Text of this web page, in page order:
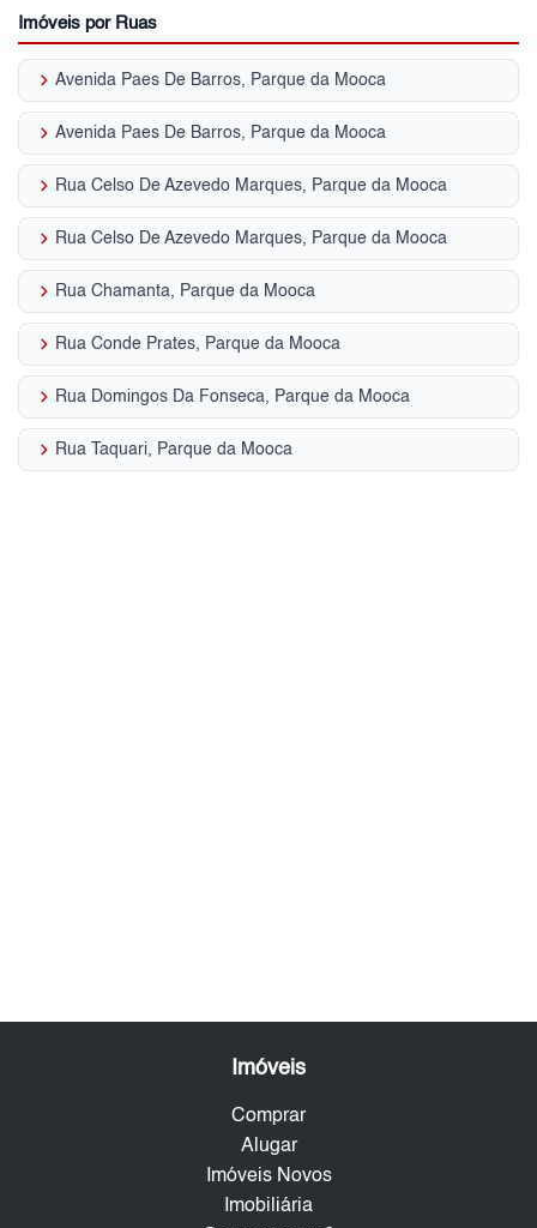
Imóveis por Ruas
keyboard_arrow_right Avenida Paes De Barros, Parque da Mooca
keyboard_arrow_right Avenida Paes De Barros, Parque da Mooca
keyboard_arrow_right Rua Celso De Azevedo Marques, Parque da Mooca
keyboard_arrow_right Rua Celso De Azevedo Marques, Parque da Mooca
keyboard_arrow_right Rua Chamanta, Parque da Mooca
keyboard_arrow_right Rua Conde Prates, Parque da Mooca
keyboard_arrow_right Rua Domingos Da Fonseca, Parque da Mooca
keyboard_arrow_right Rua Taquari, Parque da Mooca
Imóveis
Comprar
Alugar
Imóveis Novos
Imobiliária